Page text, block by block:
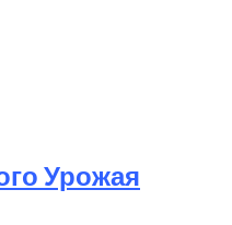
Урожая